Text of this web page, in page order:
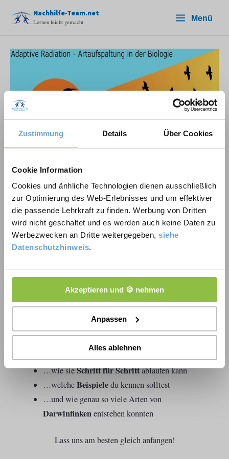
Zustimmung Details Über Cookies
Cookie Information
Cookies und änhliche Technologien dienen ausschließlich
zur Optimierung des Web-Erlebnisses und um effektiver
die passende Lehrkraft zu finden. Werbung von Dritten
wird nicht geschaltet und es werden auch keine Daten zu
Werbezwecken an Dritte weitergegeben, siehe
Datenschutzhinweis.
Akzeptieren und 🍪 nehmen
Anpassen
Alles ablehnen
Inhalt
Nachhilfe-Team.net
Lernen leicht gemacht Menü
Adaptive Radiation – Step-
by-Step erklärt
Schreibe einen Kommentar /Biologie,Nebenfach
4,31von 5 Sterne
Reichen nicht schon dieallopatrischeundsympatrische
aus, um das zu erklären?
Damit du nicht durcheinander kommst, zeigen wir dir
jetzt…
…wie sieSchritt für Schrittablaufen kann
…welcheBeispieledu kennen solltest
…und wie genau so viele Arten von
Darwinfinkenentstehen konnten
Lass uns am besten gleich anfangen!